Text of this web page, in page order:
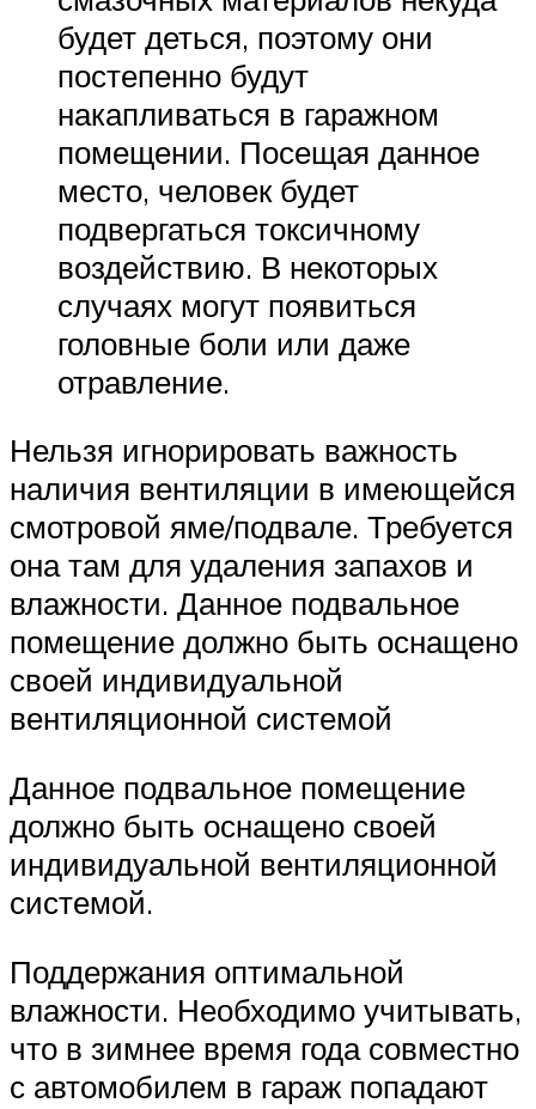
будет деться, поэтому они
постепенно будут
накапливаться в гаражном
помещении. Посещая данное
место, человек будет
подвергаться токсичному
воздействию. В некоторых
случаях могут появиться
головные боли или даже
отравление.
Нельзя игнорировать важность
наличия вентиляции в имеющейся
смотровой яме/подвале. Требуется
она там для удаления запахов и
влажности. Данное подвальное
помещение должно быть оснащено
своей индивидуальной
вентиляционной системой
Данное подвальное помещение
должно быть оснащено своей
индивидуальной вентиляционной
системой.
Поддержания оптимальной
влажности. Необходимо учитывать,
что в зимнее время года совместно
с автомобилем в гараж попадают